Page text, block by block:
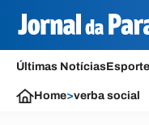
Últimas Notícias
Home>verba social